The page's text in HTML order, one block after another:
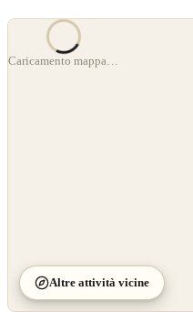
Caricamento mappa…
Altre attività vicine